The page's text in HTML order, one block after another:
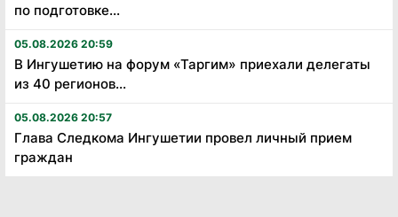
по подготовке...
05.08.2026 20:59
В Ингушетию на форум «Таргим» приехали делегаты
из 40 регионов...
05.08.2026 20:57
Глава Следкома Ингушетии провел личный прием
граждан